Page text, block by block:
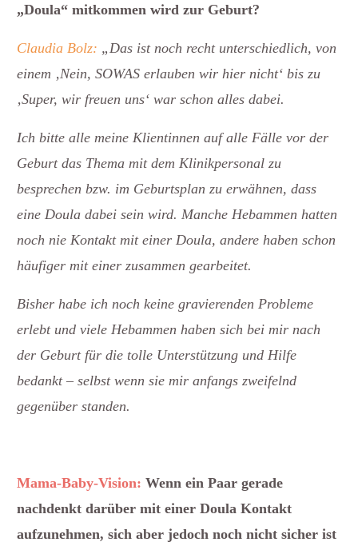
„Doula“ mitkommen wird zur Geburt?
Claudia Bolz: „Das ist noch recht unterschiedlich, von
einem ‚Nein, SOWAS erlauben wir hier nicht‘ bis zu
‚Super, wir freuen uns‘ war schon alles dabei.
Ich bitte alle meine Klientinnen auf alle Fälle vor der
Geburt das Thema mit dem Klinikpersonal zu
besprechen bzw. im Geburtsplan zu erwähnen, dass
eine Doula dabei sein wird. Manche Hebammen hatten
noch nie Kontakt mit einer Doula, andere haben schon
häufiger mit einer zusammen gearbeitet.
Bisher habe ich noch keine gravierenden Probleme
erlebt und viele Hebammen haben sich bei mir nach
der Geburt für die tolle Unterstützung und Hilfe
bedankt – selbst wenn sie mir anfangs zweifelnd
gegenüber standen.
Mama-Baby-Vision: Wenn ein Paar gerade
nachdenkt darüber mit einer Doula Kontakt
aufzunehmen, sich aber jedoch noch nicht sicher ist